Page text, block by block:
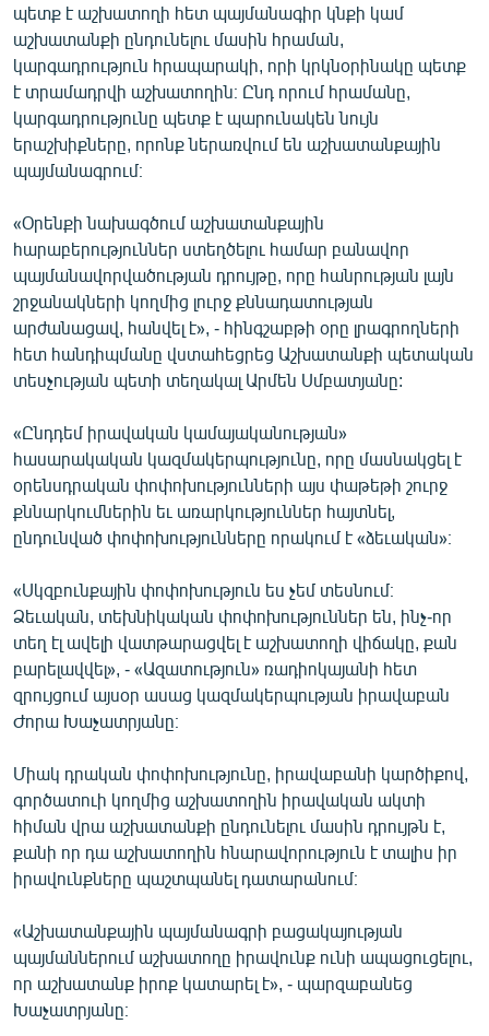
պետք է աշխատողի հետ պայմանագիր կնքի կամ
աշխատանքի ընդունելու մասին հրաման,
կարգադրություն հրապարակի, որի կրկնօրինակը պետք
է տրամադրվի աշխատողին։ Ընդ որում հրամանը,
կարգադրությունը պետք է պարունակեն նույն
երաշխիքները, որոնք ներառվում են աշխատանքային
պայմանագրում։
«Օրենքի նախագծում աշխատանքային
հարաբերություններ ստեղծելու համար բանավոր
պայմանավորվածության դրույթը, որը հանրության լայն
շրջանակների կողմից լուրջ քննադատության
արժանացավ, հանվել է», - հինգշաբթի օրը լրագրողների
հետ հանդիպմանը վստահեցրեց Աշխատանքի պետական
տեսչության պետի տեղակալ Արմեն Սմբատյանը:
«Ընդդեմ իրավական կամայականության»
հասարակական կազմակերպությունը, որը մասնակցել է
օրենսդրական փոփոխությունների այս փաթեթի շուրջ
քննարկումներին եւ առարկություններ հայտնել,
ընդունված փոփոխությունները որակում է «ձեւական»։
«Սկզբունքային փոփոխություն ես չեմ տեսնում։
Ձեւական, տեխնիկական փոփոխություններ են, ինչ-որ
տեղ էլ ավելի վատթարացվել է աշխատողի վիճակը, քան
բարելավվել», - «Ազատություն» ռադիոկայանի հետ
զրույցում այսօր ասաց կազմակերպության իրավաբան
Ժորա Խաչատրյանը։
Միակ դրական փոփոխությունը, իրավաբանի կարծիքով,
գործատուի կողմից աշխատողին իրավական ակտի
հիման վրա աշխատանքի ընդունելու մասին դրույթն է,
քանի որ դա աշխատողին հնարավորություն է տալիս իր
իրավունքները պաշտպանել դատարանում։
«Աշխատանքային պայմանագրի բացակայության
պայմաններում աշխատողը իրավունք ունի ապացուցելու,
որ աշխատանք իրոք կատարել է», - պարզաբանեց
Խաչատրյանը։